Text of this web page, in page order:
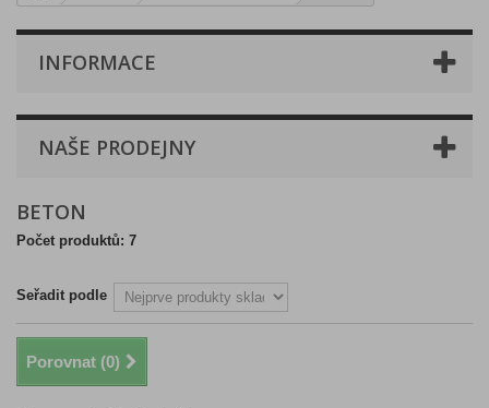
INFORMACE
NAŠE PRODEJNY
BETON
Počet produktů: 7
Seřadit podle
Porovnat (0)